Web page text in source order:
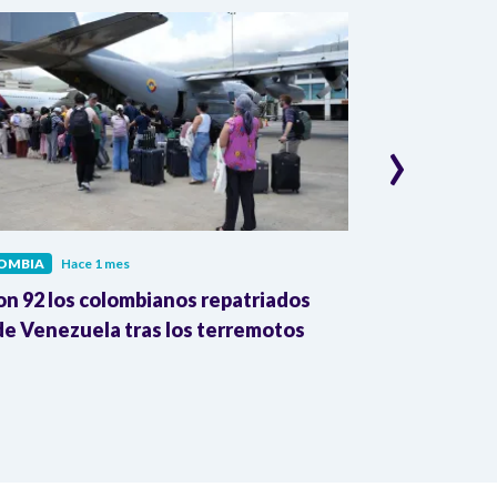
Hace 1 mes
92 los colombianos repatriados
Venezuela tras los terremotos
›